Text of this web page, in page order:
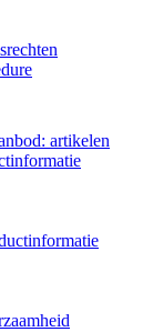
artikelen